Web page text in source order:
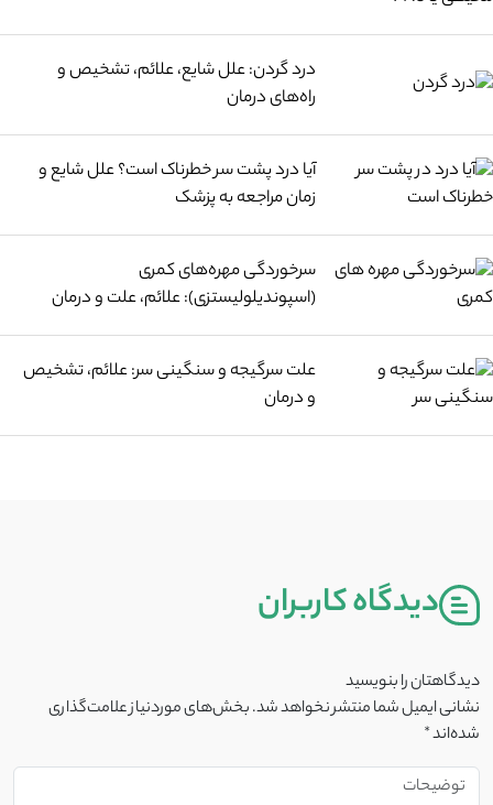
درد گردن: علل شایع، علائم، تشخیص و
راه‌های درمان
آیا درد پشت سر خطرناک است؟ علل شایع و
زمان مراجعه به پزشک
سرخوردگی مهره‌های کمری
(اسپوندیلولیستزی): علائم، علت و درمان
علت سرگیجه و سنگینی سر: علائم، تشخیص
و درمان
دیدگاه کاربران
دیدگاهتان را بنویسید
نشانی ایمیل شما منتشر نخواهد شد.بخش‌های موردنیاز علامت‌گذاری
شده‌اند*